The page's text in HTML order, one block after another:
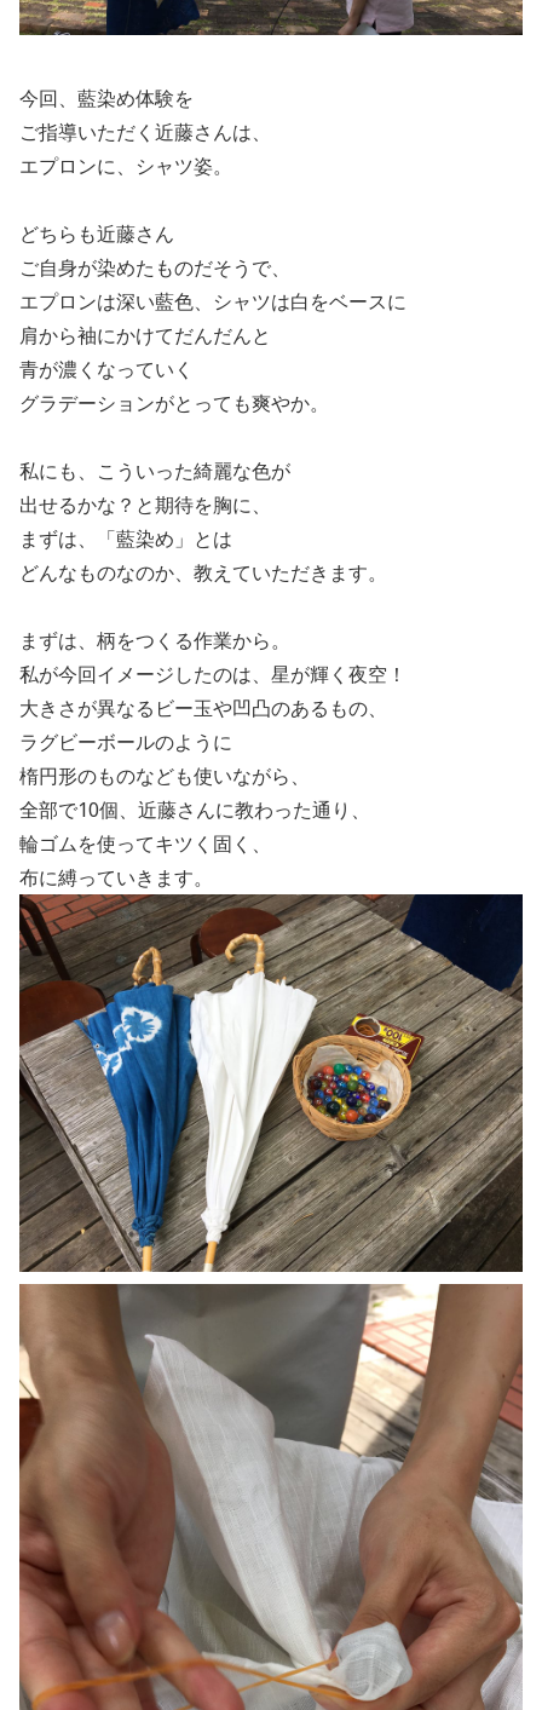
今回、藍染め体験を
ご指導いただく近藤さんは、
エプロンに、シャツ姿。
どちらも近藤さん
ご自身が染めたものだそうで、
エプロンは深い藍色、シャツは白をベースに
肩から袖にかけてだんだんと
青が濃くなっていく
グラデーションがとっても爽やか。
私にも、こういった綺麗な色が
出せるかな？と期待を胸に、
まずは、「藍染め」とは
どんなものなのか、教えていただきます。
まずは、柄をつくる作業から。
私が今回イメージしたのは、星が輝く夜空！
大きさが異なるビー玉や凹凸のあるもの、
ラグビーボールのように
楕円形のものなども使いながら、
全部で10個、近藤さんに教わった通り、
輪ゴムを使ってキツく固く、
布に縛っていきます。